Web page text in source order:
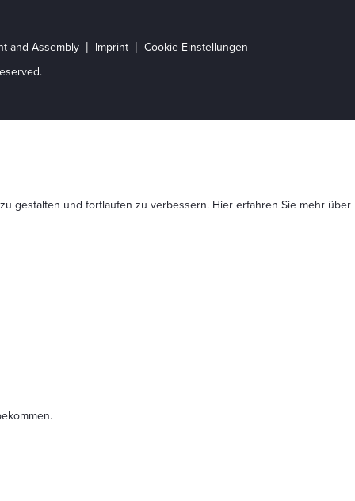
and Assembly Imprint
Cookie Einstellungen
gestalten und fortlaufen zu verbessern. Hier erfahren Sie mehr über